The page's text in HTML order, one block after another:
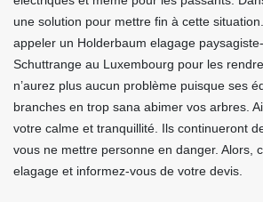
une solution pour mettre fin à cette
appeler un Holderbaum elagage
Schuttrange au Luxembourg pour les
n’aurez plus aucun problème puisque ses
branches en trop sana abimer vos arbres.
votre calme et tranquillité. Ils continueront
vous ne mettre personne en danger. Alors,
elagage et informez-vous de votre devis.